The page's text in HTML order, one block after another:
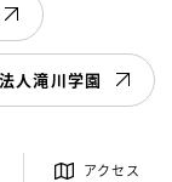
アクセス
人滝川学園